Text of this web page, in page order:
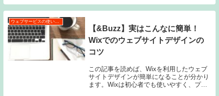
ム共有機能とは？Googleマップは、地図や
道案内を提供するだけでなく...
ウェブサービスの使い方・活用術
【&Buzz】実はこんなに簡単！
Wixでのウェブサイトデザインの
コツ
この記事を読めば、Wixを利用したウェブ
サイトデザインが簡単になることが分かり
ます。Wixは初心者でも使いやすく、プレ